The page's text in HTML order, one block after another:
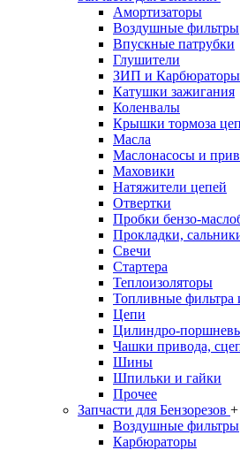
Амортизаторы
Воздушные фильтры
Впускные патрубки
Глушители
ЗИП и Карбюраторы
Катушки зажигания
Коленвалы
Крышки тормоза
Масла
Маслонасосы и
Маховики
Натяжители цепей
Отвертки
Пробки бензо-
Прокладки,
Свечи
Стартера
Теплоизоляторы
Топливные фильтра
Цепи
Цилиндро-
Чашки привода,
Шины
Шпильки и гайки
Прочее
Запчасти для Бензорезов +
Воздушные фильтры
Карбюраторы